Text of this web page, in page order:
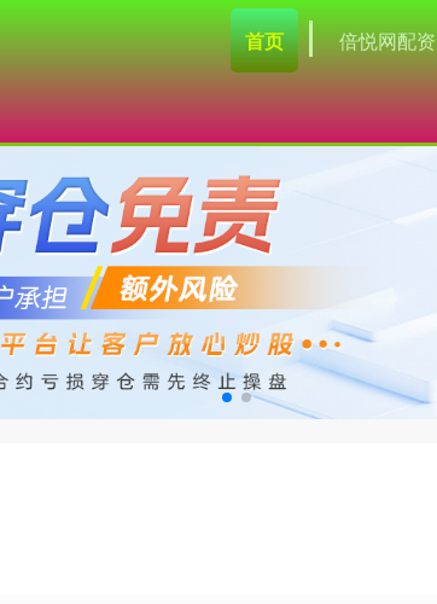
首页 倍悦网配资